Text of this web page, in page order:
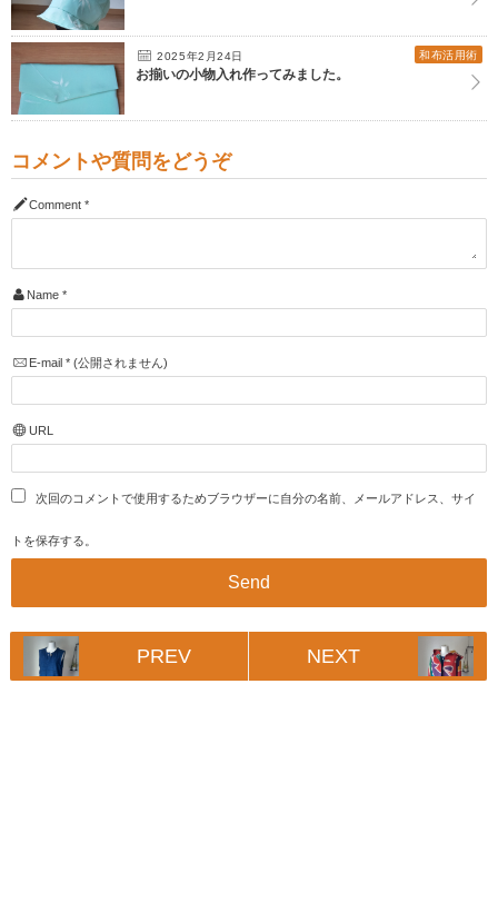
2025年2月24日 和布活用術
お揃いの小物入れ作ってみました。
コメントや質問をどうぞ
Comment *
Name *
E-mail *(公開されません)
URL
次回のコメントで使用するためブラウザーに自分の名前、メールアドレス、サイ
トを保存する。
PREV NEXT